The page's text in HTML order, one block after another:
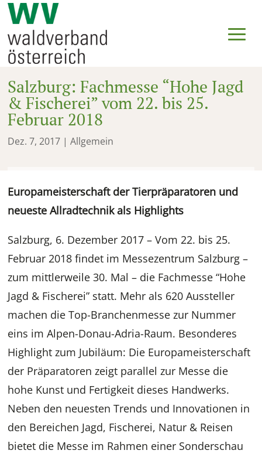
Salzburg: Fachmesse “Hohe Jagd
& Fischerei” vom 22. bis 25.
Februar 2018
Dez. 7, 2017 | Allgemein
Europameisterschaft der Tierpräparatoren und
neueste Allradtechnik als Highlights
Salzburg, 6. Dezember 2017 – Vom 22. bis 25.
Februar 2018 findet im Messezentrum Salzburg –
zum mittlerweile 30. Mal – die Fachmesse “Hohe
Jagd & Fischerei” statt. Mehr als 620 Aussteller
machen die Top-Branchenmesse zur Nummer
eins im Alpen-Donau-Adria-Raum. Besonderes
Highlight zum Jubiläum: Die Europameisterschaft
der Präparatoren zeigt parallel zur Messe die
hohe Kunst und Fertigkeit dieses Handwerks.
Neben den neuesten Trends und Innovationen in
den Bereichen Jagd, Fischerei, Natur & Reisen
bietet die Messe im Rahmen einer Sonderschau